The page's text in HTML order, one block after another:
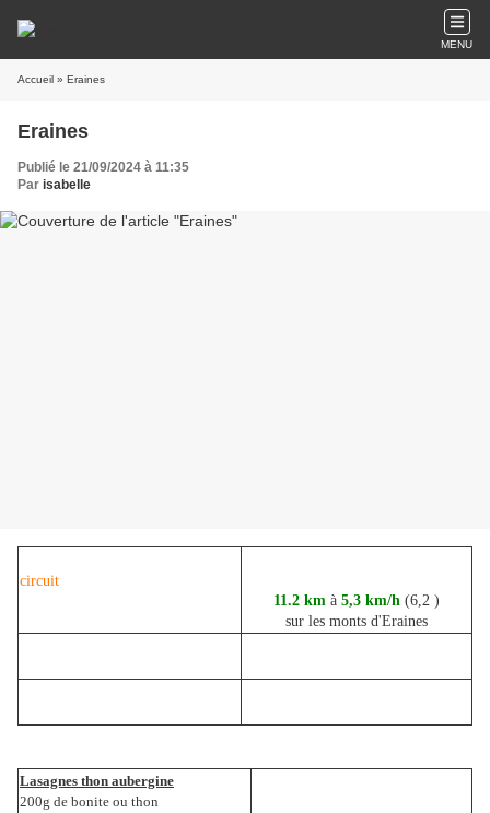
MENU
Accueil » Eraines
Eraines
Publié le 21/09/2024 à 11:35
Par isabelle
circuit
11.2 km à 5,3 km/h (6,2 )
sur les monts d'Eraines
Lasagnes thon aubergine
200g de bonite ou thon